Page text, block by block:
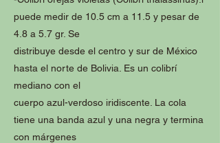
puede medir de 10.5 cm a 11.5 y pesar de
4.8 a 5.7 gr. Se
distribuye desde el centro y sur de México
hasta el norte de Bolivia. Es un colibrí
mediano con el
cuerpo azul-verdoso iridiscente. La cola
tiene una banda azul y una negra y termina
con márgenes